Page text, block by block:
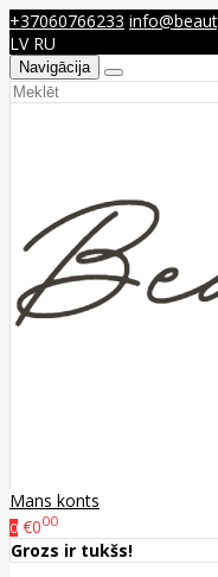
+37060766233
LV RU
Navigācija
Mans konts
0 €000
Grozs ir tukšs!